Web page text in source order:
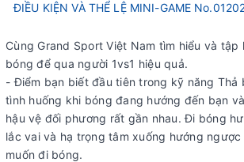
ĐIỀU KIỆN VÀ THỂ LỆ MINI-GAME
Cùng Grand Sport Việt Nam tìm hiểu và tập
bóng để qua người 1vs1 hiệu quả.
- Điểm bạn biết đầu tiên trong kỹ năng Thả
tình huống khi bóng đang hướng đến bạn
hậu vệ đối phương rất gần nhau. Đi bóng
lắc vai và hạ trọng tâm xuống hướng
muốn đi bóng.